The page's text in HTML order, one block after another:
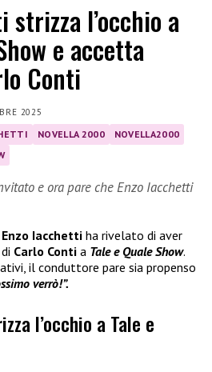
strizza l’occhio a
e accetta
Conti
2025
NOVELLA 2000
NOVELLA2000
e ora pare che Enzo Iacchetti
Enzo Iacchetti ha rivelato di aver
Carlo Conti a Tale e Quale Show.
il conduttore pare sia propenso
verrò!”.
l’occhio a Tale e